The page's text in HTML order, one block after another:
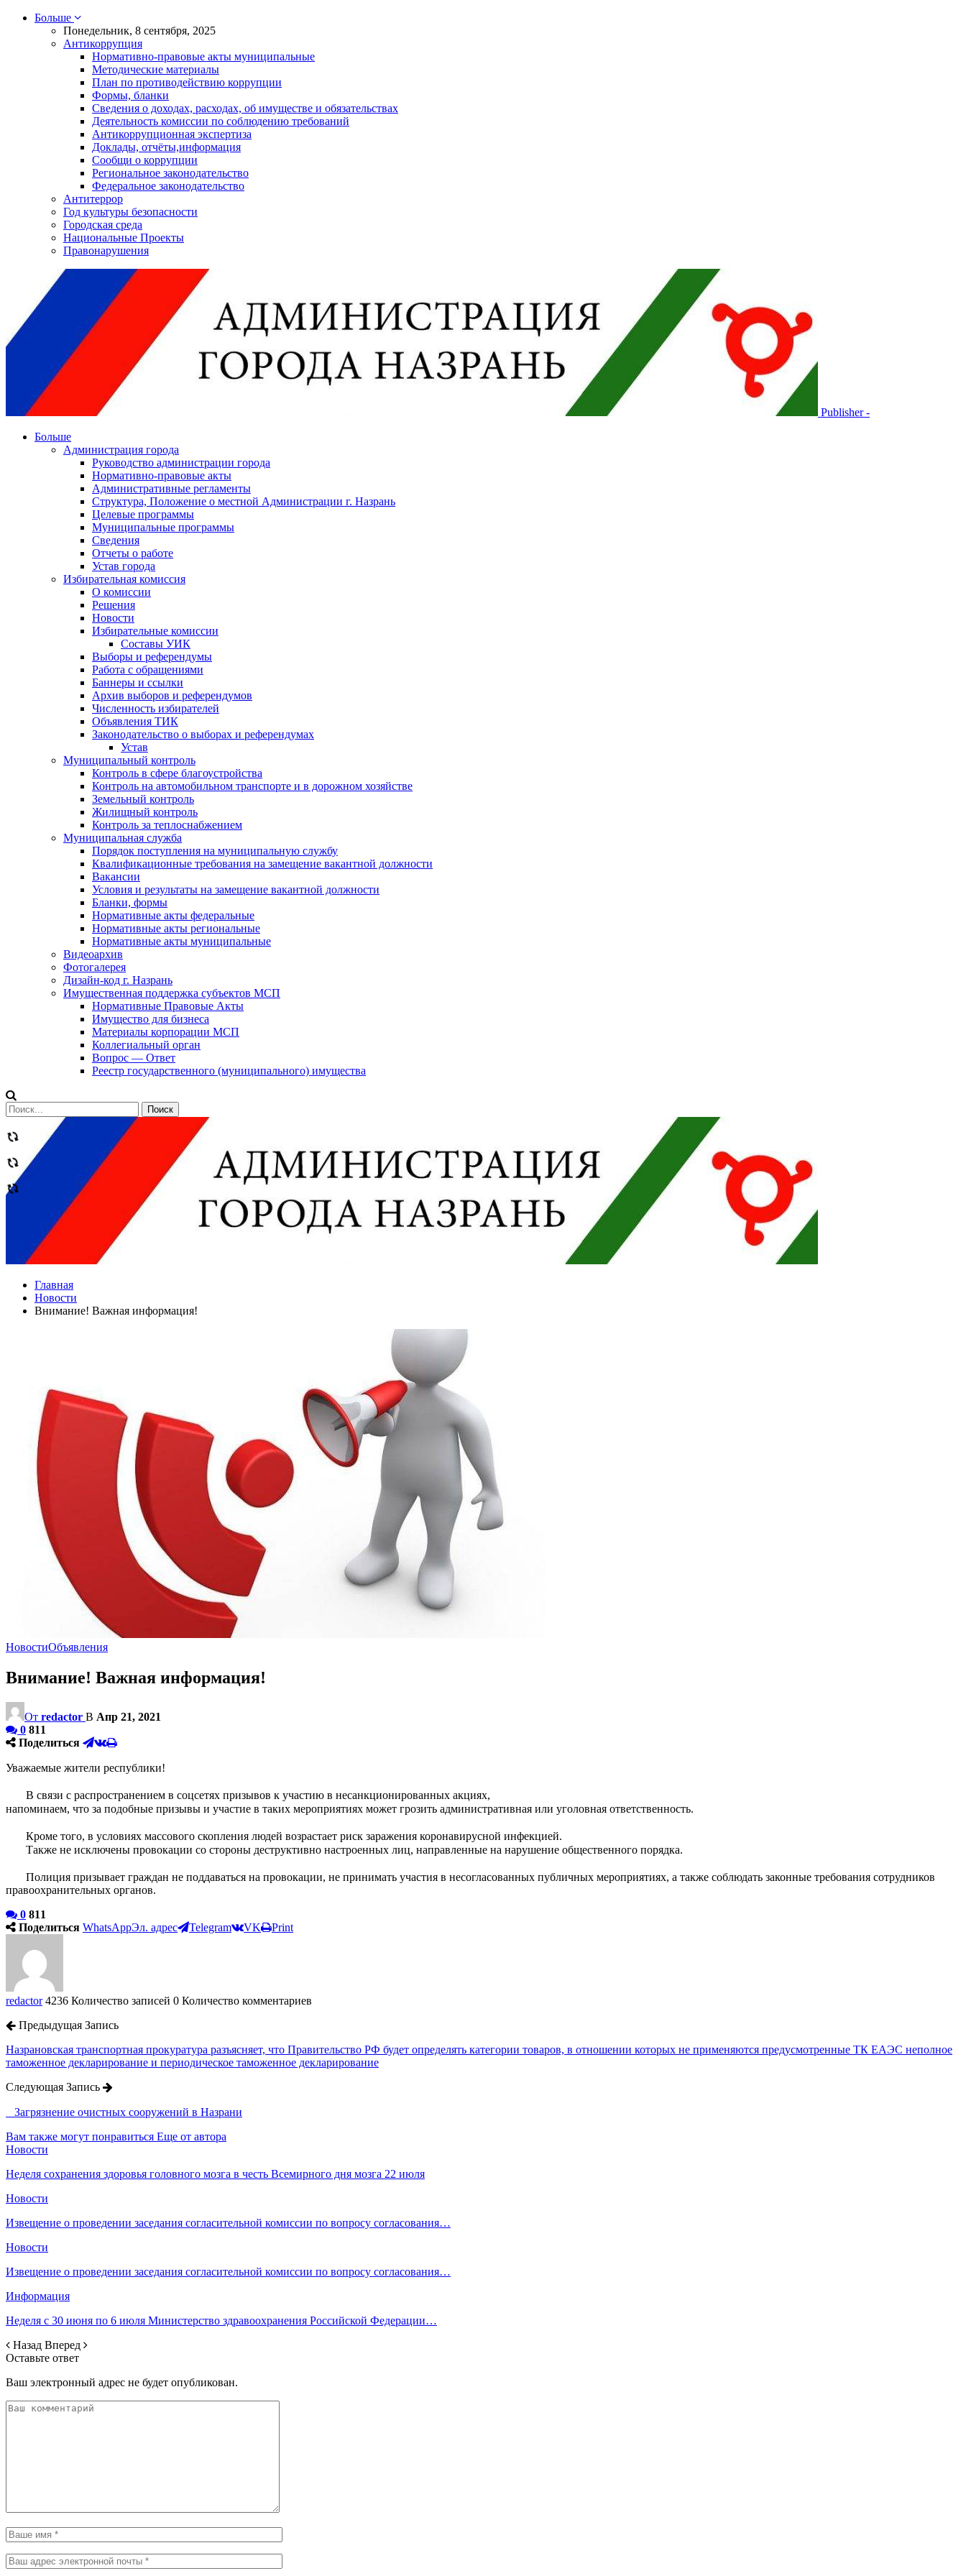
Больше
Понедельник, 8 сентября, 2025
Антикоррупция
Нормативно-правовые акты муниципальные
Методические материалы
План по противодействию коррупции
Формы, бланки
Сведения о доходах, расходах, об имуществе и обязательствах
Деятельность комиссии по соблюдению требований
Антикоррупционная экспертиза
Доклады, отчёты,информация
Сообщи о коррупции
Региональное законодательство
Федеральное законодательство
Антитеррор
Год культуры безопасности
Городская среда
Национальные Проекты
Правонарушения
Publisher -
Больше
Администрация города
Руководство администрации города
Нормативно-правовые акты
Административные регламенты
Структура, Положение о местной Администрации г. Назрань
Целевые программы
Муниципальные программы
Сведения
Отчеты о работе
Устав города
Избирательная комиссия
О комиссии
Решения
Новости
Избирательные комиссии
Составы УИК
Выборы и референдумы
Работа с обращениями
Баннеры и ссылки
Архив выборов и референдумов
Численность избирателей
Объявления ТИК
Законодательство о выборах и референдумах
Устав
Муниципальный контроль
Контроль в сфере благоустройства
Контроль на автомобильном транспорте и в дорожном хозяйстве
Земельный контроль
Жилищный контроль
Контроль за теплоснабжением
Муниципальная служба
Порядок поступления на муниципальную службу
Квалификационные требования на замещение вакантной должности
Вакансии
Условия и результаты на замещение вакантной должности
Бланки, формы
Нормативные акты федеральные
Нормативные акты региональные
Нормативные акты муниципальные
Видеоархив
Фотогалерея
Дизайн-код г. Назрань
Имущественная поддержка субъектов МСП
Нормативные Правовые Акты
Имущество для бизнеса
Материалы корпорации МСП
Коллегиальный орган
Вопрос — Ответ
Реестр государственного (муниципального) имущества
Сообщений
категории
Теги
Главная
Новости
Внимание! Важная информация!
НовостиОбъявления
Внимание! Важная информация!
От redactor В Апр 21, 2021
0 811
Поделиться
Уважаемые жители республики! ⁣⁣⠀
⠀⠀ В связи с распространением в соцсетях призывов к участию в несанкционированных акциях, ⁣⁣⠀
напоминаем, что за подобные призывы и участие в таких мероприятиях может грозить административная или уголовная ответственность.⁣⁣⠀
⠀⠀ Кроме того, в условиях массового скопления людей возрастает риск заражения коронавирусной инфекцией.⠀⠀⠀⁣⁣⠀
⠀⠀ Также не исключены провокации со стороны деструктивно настроенных лиц, направленные на нарушение общественного порядка.⁣⁣⠀
⠀⠀ Полиция призывает граждан не поддаваться на провокации, не принимать участия в несогласованных публичных мероприятиях, а также соблюдать законные требования сотрудников
правоохранительных органов.
0 811
Поделиться WhatsAppЭл. адрес Telegram VK Print
redactor 4236 Количество записей 0 Количество комментариев
Предыдущая Запись
Назрановская транспортная прокуратура разъясняет, что Правительство РФ будет определять категории товаров, в отношении которых не применяются предусмотренные ТК ЕАЭС неполное
таможенное декларирование и периодическое таможенное декларирование
Следующая Запись
⠀Загрязнение очистных сооружений в Назрани
Вам также могут понравиться Еще от автора
Новости
Неделя сохранения здоровья головного мозга в честь Всемирного дня мозга 22 июля
Новости
Извещение о проведении заседания согласительной комиссии по вопросу согласования…
Новости
Извещение о проведении заседания согласительной комиссии по вопросу согласования…
Информация
Неделя с 30 июня по 6 июля Министерство здравоохранения Российской Федерации…
Назад Вперед
Оставьте ответ
Ваш электронный адрес не будет опубликован.